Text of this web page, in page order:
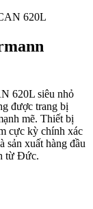
620L siêu nhỏ
được trang bị
mẽ. Thiết bị
cực kỳ chính xác
sản xuất hàng đầu
từ Đức.